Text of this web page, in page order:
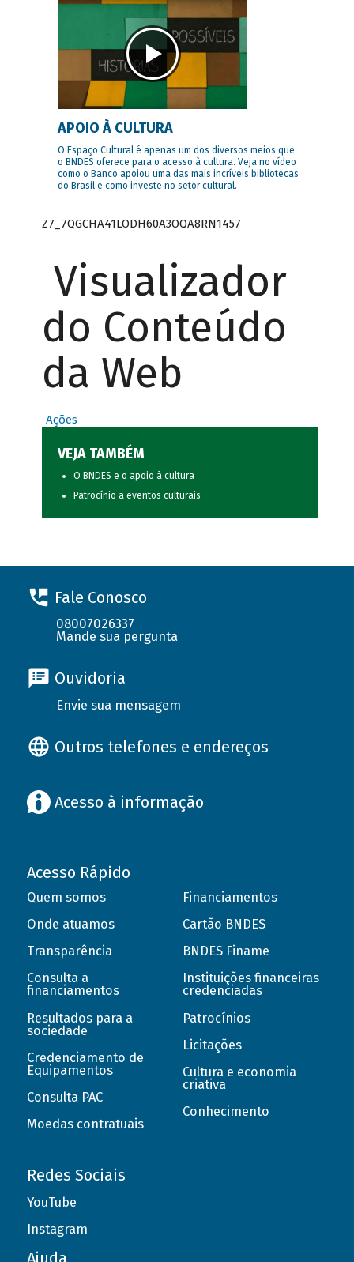
APOIO À CULTURA
O Espaço Cultural é apenas um dos diversos meios que
o BNDES oferece para o acesso à cultura. Veja no vídeo
como o Banco apoiou uma das mais incríveis bibliotecas
do Brasil e como investe no setor cultural.
Z7_7QGCHA41LODH60A3OQA8RN1457
Visualizador
do Conteúdo
da Web
Ações
VEJA TAMBÉM
O BNDES e o apoio à cultura
Patrocínio a eventos culturais
Fale Conosco
08007026337
Mande sua pergunta
Ouvidoria
Envie sua mensagem
Outros telefones e endereços
Acesso à informação
Acesso Rápido
Quem somos
Onde atuamos
Transparência
Consulta a
financiamentos
Resultados para a
sociedade
Credenciamento de
Equipamentos
Consulta PAC
Moedas contratuais
Financiamentos
Cartão BNDES
BNDES Finame
Instituições financeiras
credenciadas
Patrocínios
Licitações
Cultura e economia
criativa
Conhecimento
Redes Sociais
YouTube
Instagram
Ajuda